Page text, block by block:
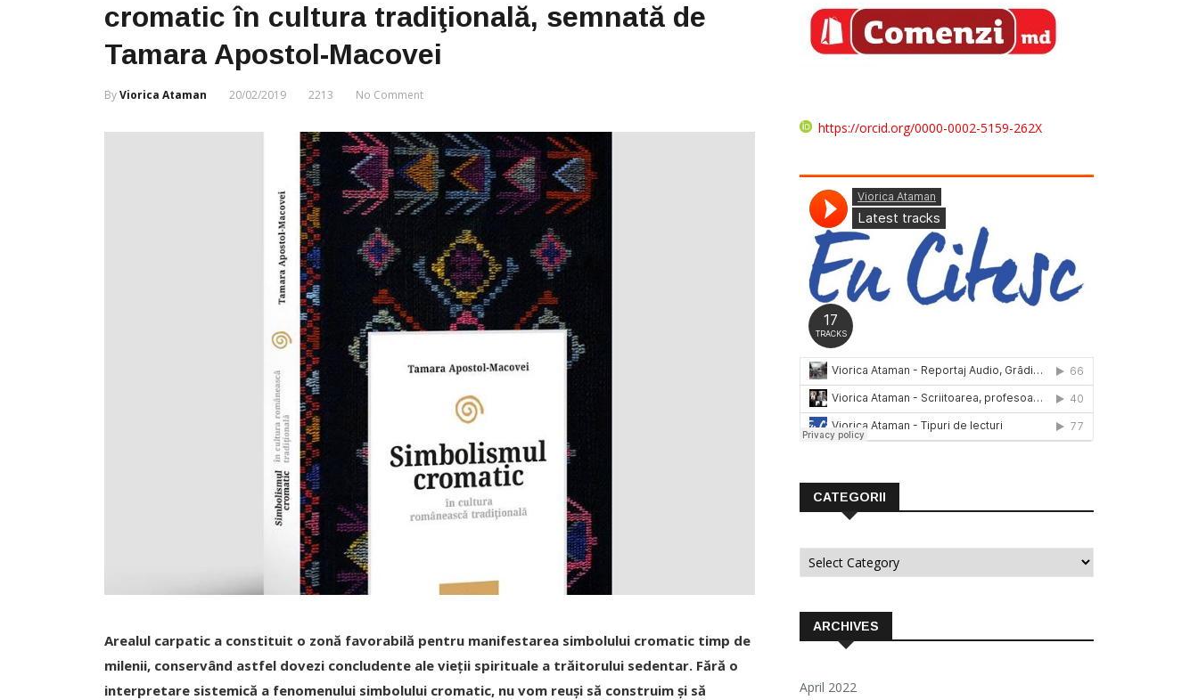
cromatic în cultura tradiţională, semnată de
Tamara Apostol-Macovei
ByViorica Ataman 20/02/2019 2213 No Comment
Arealul carpatic a constituit o zonă favorabilă pentru manifestarea simbolului cromatic timp de
milenii, conservând astfel dovezi concludente ale vieții spirituale a trăitorului sedentar. Fără o
interpretare sistemică a fenomenului simbolului cromatic, nu vom reuși să construim și să
https://orcid.org/0000-0002-5159-262X
CATEGORII
Categorii
ARCHIVES
April 2022